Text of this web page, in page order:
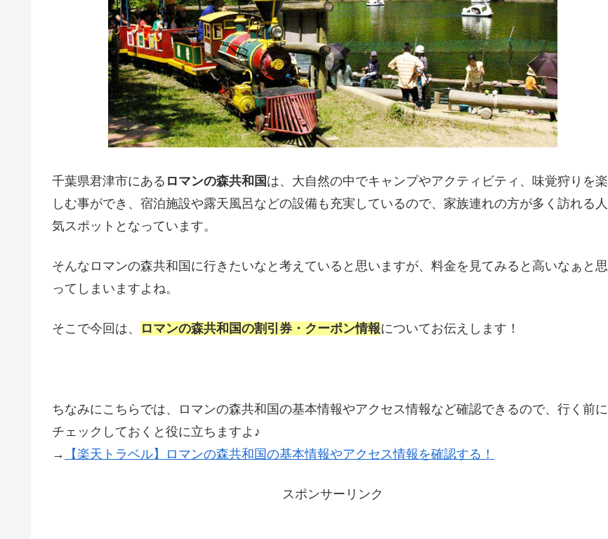
千葉県君津市にある ロマンの森共和国 は、大自然の中でキャンプやアクティビティ、味覚狩りを楽
しむ事ができ、宿泊施設や露天風呂などの設備も充実しているので、家族連れの方が多く訪れる人
気スポットとなっています。
そんなロマンの森共和国に行きたいなと考えていると思いますが、料金を見てみると高いなぁと思
ってしまいますよね。
そこで今回は、 ロマンの森共和国の割引券・クーポン情報についてお伝えします！
ちなみにこちらでは、ロマンの森共和国の基本情報やアクセス情報など確認できるので、行く前に
チェックしておくと役に立ちますよ♪
→
【楽天トラベル】ロマンの森共和国の基本情報やアクセス情報を確認する！
スポンサーリンク